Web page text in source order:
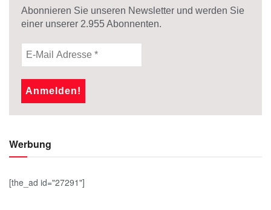
Abonnieren Sie unseren Newsletter und werden Sie
einer unserer 2.955Abonnenten.
Werbung
[the_ad id="27291"]